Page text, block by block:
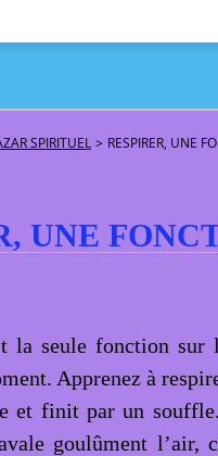
SPIRITUEL > RESPIRER, UNE
UNE
la seule fonction sur
Apprenez à
et finit par un
goulûment l’air,